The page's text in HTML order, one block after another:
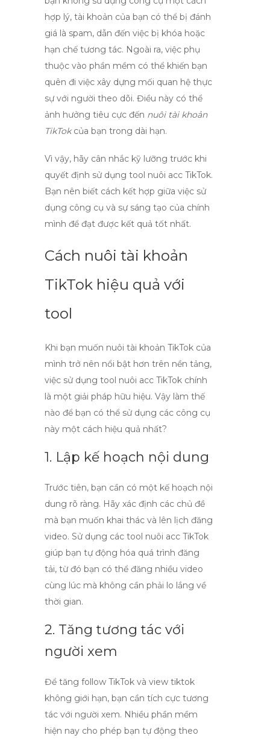
hợp lý, tài khoản của bạn có thể bị đánh
giá là spam, dẫn đến việc bị khóa hoặc
hạn chế tương tác. Ngoài ra, việc phụ
thuộc vào phần mềm có thể khiến bạn
quên đi việc xây dựng mối quan hệ thực
sự với người theo dõi. Điều này có thể
ảnh hưởng tiêu cực đến nuôi tài khoản
TikTokcủa bạn trong dài hạn.
Vì vậy, hãy cân nhắc kỹ lưỡng trước khi
quyết định sử dụng tool nuôi acc TikTok.
Bạn nên biết cách kết hợp giữa việc sử
dụng công cụ và sự sáng tạo của chính
mình để đạt được kết quả tốt nhất.
Cách nuôi tài khoản
TikTok hiệu quả với
tool
Khi bạn muốn nuôi tài khoản TikTok của
mình trở nên nổi bật hơn trên nền tảng,
việc sử dụng tool nuôi acc TikTok chính
là một giải pháp hữu hiệu. Vậy làm thế
nào để bạn có thể sử dụng các công cụ
này một cách hiệu quả nhất?
1. Lập kế hoạch nội dung
Trước tiên, bạn cần có một kế hoạch nội
dung rõ ràng. Hãy xác định các chủ đề
mà bạn muốn khai thác và lên lịch đăng
video. Sử dụng các tool nuôi acc TikTok
giúp bạn tự động hóa quá trình đăng
tải, từ đó bạn có thể đăng nhiều video
cùng lúc mà không cần phải lo lắng về
thời gian.
2. Tăng tương tác với
người xem
Để tăng follow TikTok và view tiktok
không giới hạn, bạn cần tích cực tương
tác với người xem. Nhiều phần mềm
hiện nay cho phép bạn tự động theo